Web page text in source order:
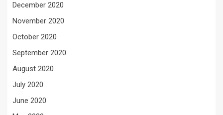
December 2020
November 2020
October 2020
September 2020
August 2020
July 2020
June 2020